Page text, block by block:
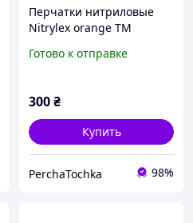
Перчатки нитриловые
Nitrylex orange ТМ
S
Готово к отправке
300₴
Купить
PerchaTochka 98%